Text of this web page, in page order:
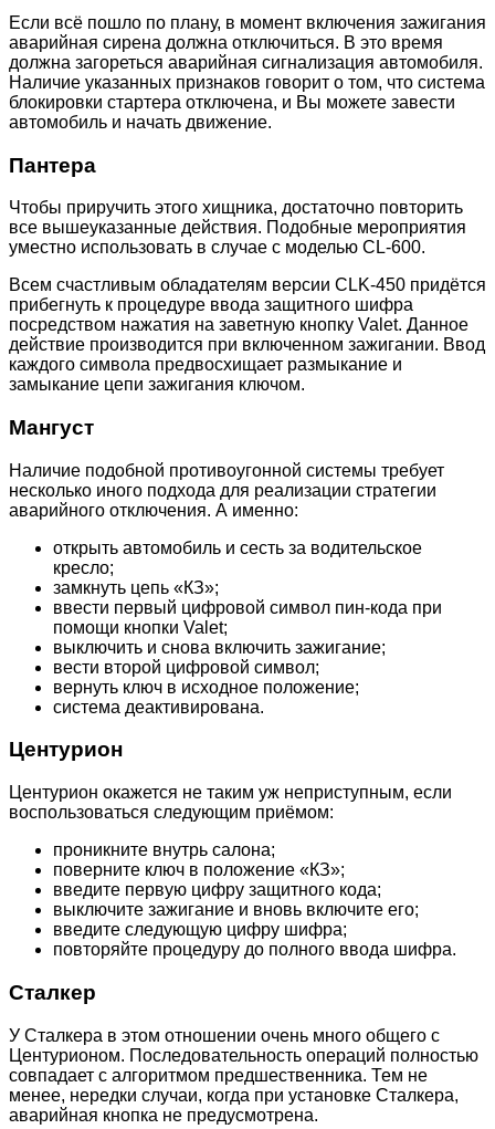
Если всё пошло по плану, в момент включения зажигания
аварийная сирена должна отключиться. В это время
должна загореться аварийная сигнализация автомобиля.
Наличие указанных признаков говорит о том, что система
блокировки стартера отключена, и Вы можете завести
автомобиль и начать движение.
Пантера
Чтобы приручить этого хищника, достаточно повторить
все вышеуказанные действия. Подобные мероприятия
уместно использовать в случае с моделью CL-600.
Всем счастливым обладателям версии CLK-450 придётся
прибегнуть к процедуре ввода защитного шифра
посредством нажатия на заветную кнопку Valet. Данное
действие производится при включенном зажигании. Ввод
каждого символа предвосхищает размыкание и
замыкание цепи зажигания ключом.
Мангуст
Наличие подобной противоугонной системы требует
несколько иного подхода для реализации стратегии
аварийного отключения. А именно:
открыть автомобиль и сесть за водительское
кресло;
замкнуть цепь «КЗ»;
ввести первый цифровой символ пин-кода при
помощи кнопки Valet;
выключить и снова включить зажигание;
вести второй цифровой символ;
вернуть ключ в исходное положение;
система деактивирована.
Центурион
Центурион окажется не таким уж неприступным, если
воспользоваться следующим приёмом:
проникните внутрь салона;
поверните ключ в положение «КЗ»;
введите первую цифру защитного кода;
выключите зажигание и вновь включите его;
введите следующую цифру шифра;
повторяйте процедуру до полного ввода шифра.
Сталкер
У Сталкера в этом отношении очень много общего с
Центурионом. Последовательность операций полностью
совпадает с алгоритмом предшественника. Тем не
менее, нередки случаи, когда при установке Сталкера,
аварийная кнопка не предусмотрена.